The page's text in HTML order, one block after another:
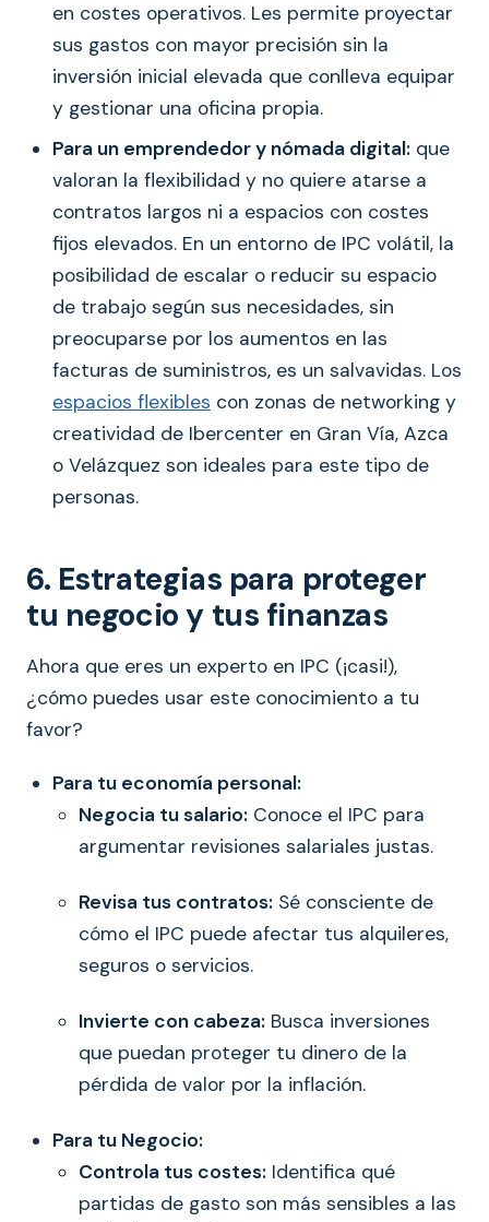
en costes operativos. Les permite proyectar
sus gastos con mayor precisión sin la
inversión inicial elevada que conlleva equipar
y gestionar una oficina propia.
Para un emprendedor y nómada digital: que
valoran la flexibilidad y no quiere atarse a
contratos largos ni a espacios con costes
fijos elevados. En un entorno de IPC volátil, la
posibilidad de escalar o reducir su espacio
de trabajo según sus necesidades, sin
preocuparse por los aumentos en las
facturas de suministros, es un salvavidas. Los
espacios flexibles con zonas de networking y
creatividad de Ibercenter en Gran Vía, Azca
o Velázquez son ideales para este tipo de
personas.
6. Estrategias para proteger
tu negocio y tus finanzas
Ahora que eres un experto en IPC (¡casi!),
¿cómo puedes usar este conocimiento a tu
favor?
Para tu economía personal:
Negocia tu salario: Conoce el IPC para
argumentar revisiones salariales justas.
Revisa tus contratos: Sé consciente de
cómo el IPC puede afectar tus alquileres,
seguros o servicios.
Invierte con cabeza: Busca inversiones
que puedan proteger tu dinero de la
pérdida de valor por la inflación.
Para tu Negocio:
Controla tus costes: Identifica qué
partidas de gasto son más sensibles a las